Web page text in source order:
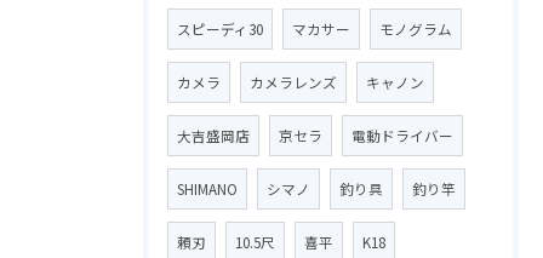
スピーディ30 マカサー モノグラム
カメラ カメラレンズ キャノン
大吉盛岡店 京セラ 電動ドライバー
SHIMANO シマノ 釣り具 釣り竿
頼刃 10.5尺 喜平 K18